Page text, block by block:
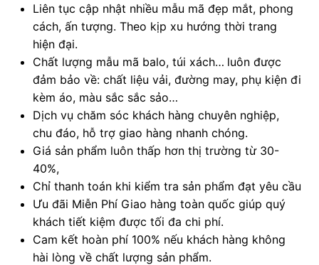
Liên tục cập nhật nhiều mẫu mã đẹp mắt, phong
cách, ấn tượng. Theo kịp xu hướng thời trang
hiện đại.
Chất lượng mẫu mã balo, túi xách… luôn được
đảm bảo về: chất liệu vải, đường may, phụ kiện đi
kèm áo, màu sắc sắc sảo…
Dịch vụ chăm sóc khách hàng chuyên nghiệp,
chu đáo, hỗ trợ giao hàng nhanh chóng.
Giá sản phẩm luôn thấp hơn thị trường từ 30-
40%,
Chỉ thanh toán khi kiểm tra sản phẩm đạt yêu cầu
Ưu đãi Miễn Phí Giao hàng toàn quốc giúp quý
khách tiết kiệm được tối đa chi phí.
Cam kết hoàn phí 100% nếu khách hàng không
hài lòng về chất lượng sản phẩm.